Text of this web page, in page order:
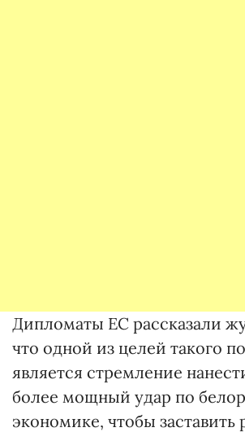
Дипломаты ЕС рассказали
что одной из целей такого
является стремление
более мощный удар по
экономике, чтобы заставить